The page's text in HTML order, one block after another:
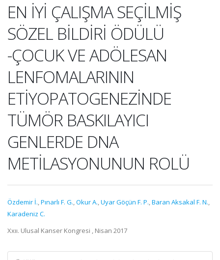
EN İYİ ÇALIŞMA SEÇİLMİŞ
SÖZEL BİLDİRİ ÖDÜLÜ
-ÇOCUK VE ADÖLESAN
LENFOMALARININ
ETİYOPATOGENEZİNDE
TÜMÖR BASKILAYICI
GENLERDE DNA
METİLASYONUNUN ROLÜ
Özdemir İ.,Pınarlı F. G.,Okur A.,Uyar Göçün F. P.,Baran Aksakal F. N.,
Karadeniz C.
Xxıı. Ulusal Kanser Kongresi , Nisan 2017